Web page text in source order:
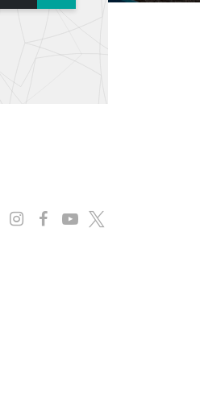
Instagram
Facebook
Youtube